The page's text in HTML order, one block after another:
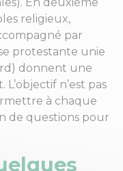
religieux,
par
protestante unie
donnent une
n’est pas
à chaque
de questions pour